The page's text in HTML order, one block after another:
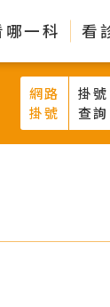
一科 看
網路
掛號
掛號
查詢